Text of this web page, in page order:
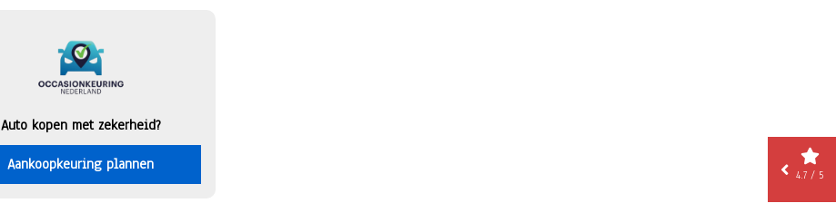
Auto kopen met zekerheid?
Aankoopkeuring plannen
4.7 / 5